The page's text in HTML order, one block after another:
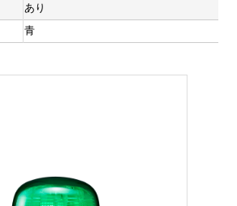
あり
青